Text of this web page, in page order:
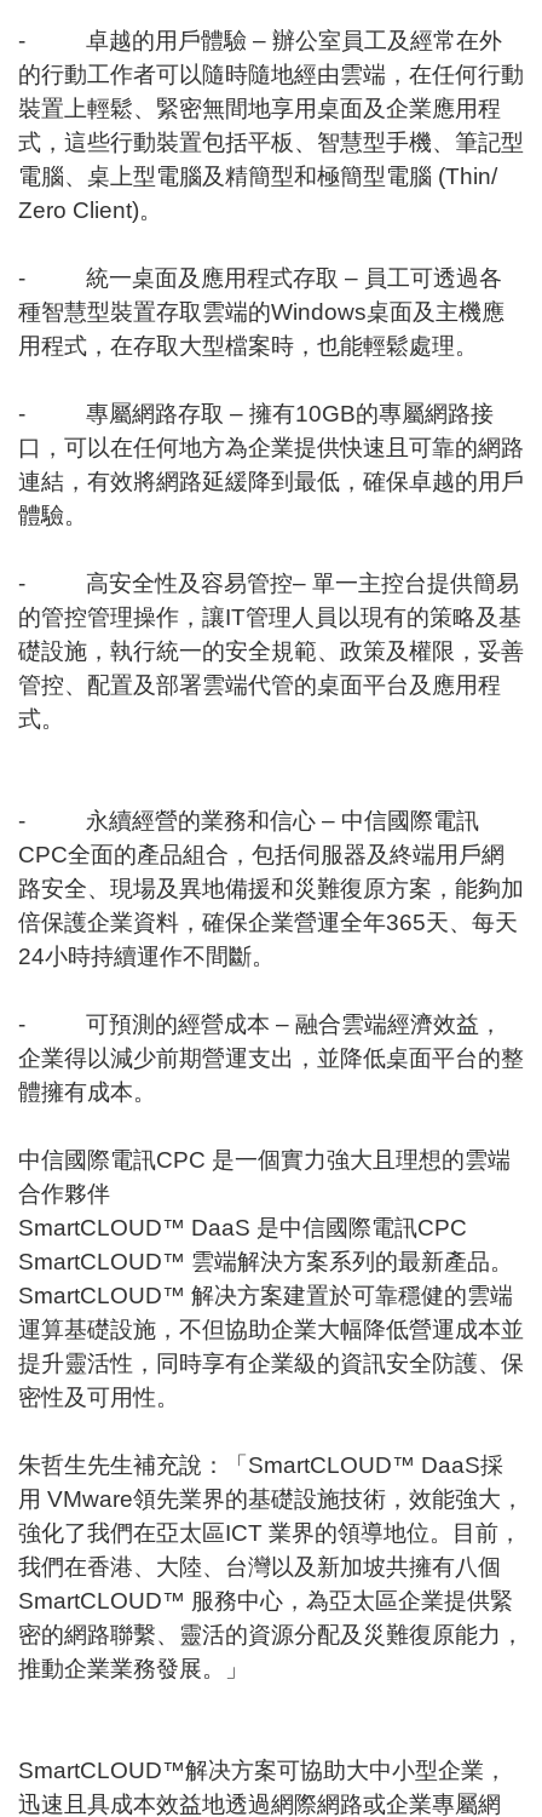
- 卓越的用戶體驗 – 辦公室員工及經常在外
的行動工作者可以隨時隨地經由雲端，在任何行動
裝置上輕鬆、緊密無間地享用桌面及企業應用程
式，這些行動裝置包括平板、智慧型手機、筆記型
電腦、桌上型電腦及精簡型和極簡型電腦 (Thin/
Zero Client)。
- 統一桌面及應用程式存取 – 員工可透過各
種智慧型裝置存取雲端的Windows桌面及主機應
用程式，在存取大型檔案時，也能輕鬆處理。
- 專屬網路存取 – 擁有10GB的專屬網路接
口，可以在任何地方為企業提供快速且可靠的網路
連結，有效將網路延緩降到最低，確保卓越的用戶
體驗。
- 高安全性及容易管控– 單一主控台提供簡易
的管控管理操作，讓IT管理人員以現有的策略及基
礎設施，執行統一的安全規範、政策及權限，妥善
管控、配置及部署雲端代管的桌面平台及應用程
式。
- 永續經營的業務和信心 – 中信國際電訊
CPC全面的產品組合，包括伺服器及終端用戶網
路安全、現場及異地備援和災難復原方案，能夠加
倍保護企業資料，確保企業營運全年365天、每天
24小時持續運作不間斷。
- 可預測的經營成本 – 融合雲端經濟效益，
企業得以減少前期營運支出，並降低桌面平台的整
體擁有成本。
中信國際電訊CPC 是一個實力強大且理想的雲端
合作夥伴
SmartCLOUD™ DaaS 是中信國際電訊CPC
SmartCLOUD™ 雲端解決方案系列的最新產品。
SmartCLOUD™ 解决方案建置於可靠穩健的雲端
運算基礎設施，不但協助企業大幅降低營運成本並
提升靈活性，同時享有企業級的資訊安全防護、保
密性及可用性。
朱哲生先生補充說：「SmartCLOUD™ DaaS採
用 VMware領先業界的基礎設施技術，效能強大，
強化了我們在亞太區ICT 業界的領導地位。目前，
我們在香港、大陸、台灣以及新加坡共擁有八個
SmartCLOUD™ 服務中心，為亞太區企業提供緊
密的網路聯繫、靈活的資源分配及災難復原能力，
推動企業業務發展。」
SmartCLOUD™解决方案可協助大中小型企業，
迅速且具成本效益地透過網際網路或企業專屬網